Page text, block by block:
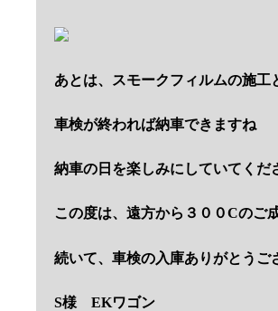
あとは、スモークフィルムの施工
車検が終われば納車できますね
納車の日を楽しみにしていてくだ
この度は、遠方から３００Cのご
続いて、車検の入庫ありがとうご
S様 EKワゴン